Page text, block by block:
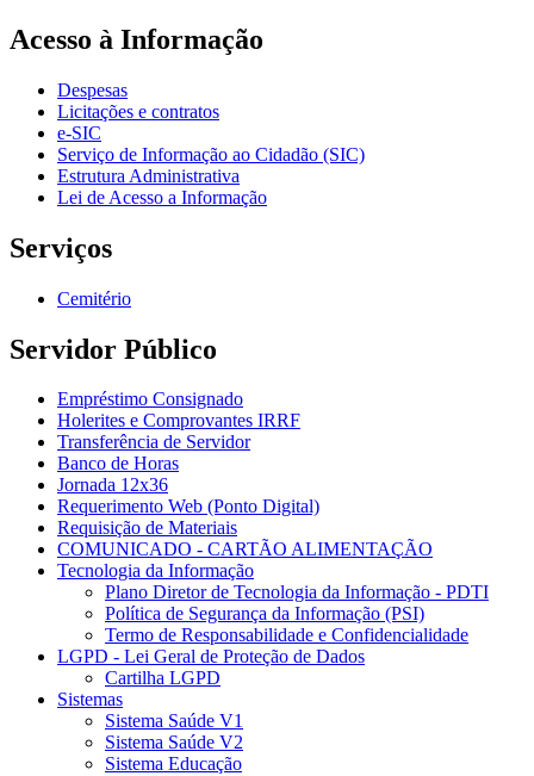
Acesso à Informação
Despesas
Licitações e contratos
e-SIC
Serviço de Informação ao Cidadão (SIC)
Estrutura Administrativa
Lei de Acesso a Informação
Serviços
Cemitério
Servidor Público
Empréstimo Consignado
Holerites e Comprovantes IRRF
Transferência de Servidor
Banco de Horas
Jornada 12x36
Requerimento Web (Ponto Digital)
Requisição de Materiais
COMUNICADO - CARTÃO ALIMENTAÇÃO
Tecnologia da Informação
Plano Diretor de Tecnologia da Informação - PDTI
Política de Segurança da Informação (PSI)
Termo de Responsabilidade e Confidencialidade
LGPD - Lei Geral de Proteção de Dados
Cartilha LGPD
Sistemas
Sistema Saúde V1
Sistema Saúde V2
Sistema Educação